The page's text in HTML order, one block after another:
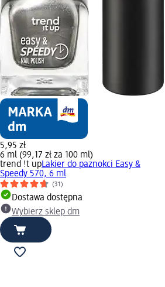
5,95 zł
6 ml (99,17 zł za 100 ml)
trend !t upLakier do paznokci Easy &
Speedy 570, 6 ml
(31)
Dostawa dostępna
Wybierz sklep dm